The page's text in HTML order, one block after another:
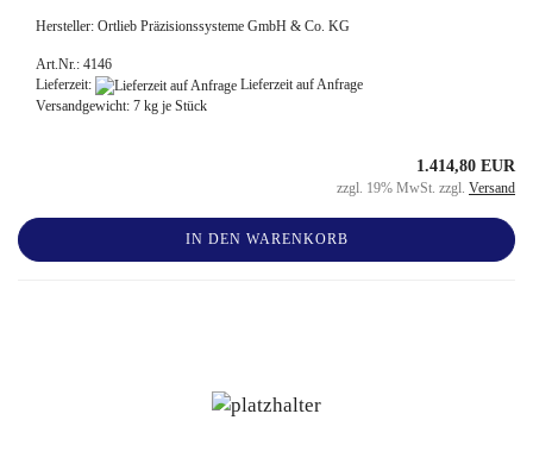
Hersteller: Ortlieb Präzisionssysteme GmbH & Co. KG
Art.Nr.: 4146
Lieferzeit:
Lieferzeit auf Anfrage
Versandgewicht: 7 kg je Stück
1.414,80 EUR
zzgl. 19% MwSt. zzgl. Versand
IN DEN WARENKORB